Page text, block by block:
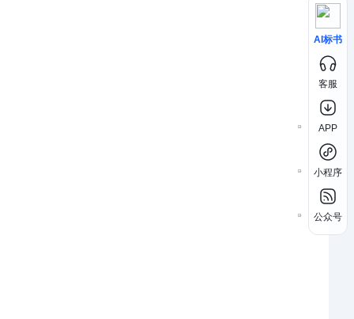
AI标书
客服
APP
小程序
公众号